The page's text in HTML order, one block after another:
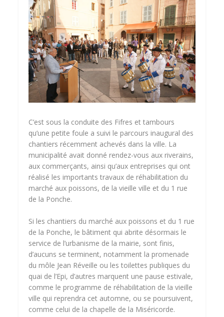
C’est sous la conduite des Fifres et tambours
qu’une petite foule a suivi le parcours inaugural des
chantiers récemment achevés dans la ville. La
municipalité avait donné rendez-vous aux riverains,
aux commerçants, ainsi qu’aux entreprises qui ont
réalisé les importants travaux de réhabilitation du
marché aux poissons, de la vieille ville et du 1 rue
de la Ponche.
Si les chantiers du marché aux poissons et du 1 rue
de la Ponche, le bâtiment qui abrite désormais le
service de l’urbanisme de la mairie, sont finis,
d’aucuns se terminent, notamment la promenade
du môle Jean Réveille ou les toilettes publiques du
quai de l’Epi, d’autres marquent une pause estivale,
comme le programme de réhabilitation de la vieille
ville qui reprendra cet automne, ou se poursuivent,
comme celui de la chapelle de la Miséricorde.